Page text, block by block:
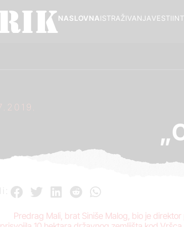
VESTI
ISTRAŽIVANJA
NASLOVNA
Predrag Mali, brat Siniše Malog, bio je